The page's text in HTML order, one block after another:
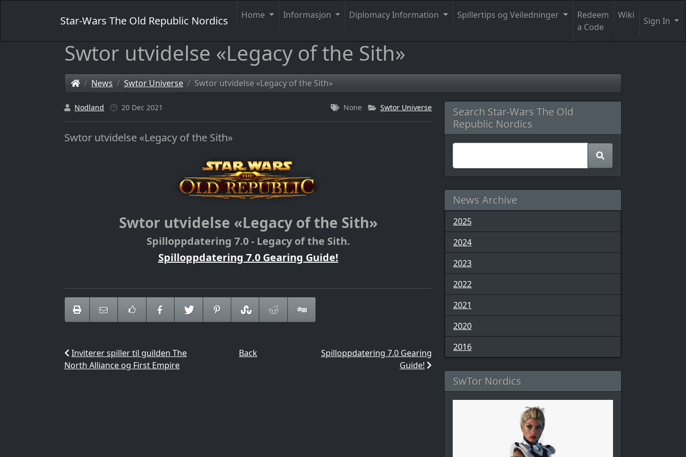
Star-Wars The Old Republic Nordics Home Informasjon Diplomacy Information Spillertips og Veiledninger
Redeem
a Code
Wiki
Sign In
Swtor utvidelse «Legacy of the Sith»
News Swtor Universe Swtor utvidelse «Legacy of the Sith»
Nodland 20 Dec 2021 None Swtor Universe
Swtor utvidelse «Legacy of the Sith»
Swtor utvidelse «Legacy of the Sith»
Spilloppdatering 7.0 - Legacy of the Sith.
Spilloppdatering 7.0 Gearing Guide!
Inviterer spiller til guilden The
North Alliance og First Empire
Back
Spilloppdatering 7.0 Gearing
Guide!
Search Star-Wars The Old
Republic Nordics
News Archive
2025
2024
2023
2022
2021
2020
2016
SwTor Nordics